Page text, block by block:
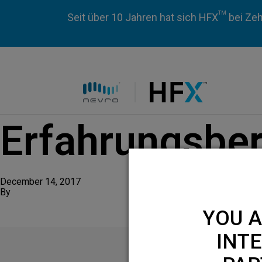
Seit über 10 Jahren hat sich HFXTM
bei
December 14, 2017
By
YOU